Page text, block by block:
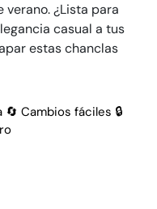
¿Lista para
casual a tus
estas chanclas
Cambios fáciles 🔒